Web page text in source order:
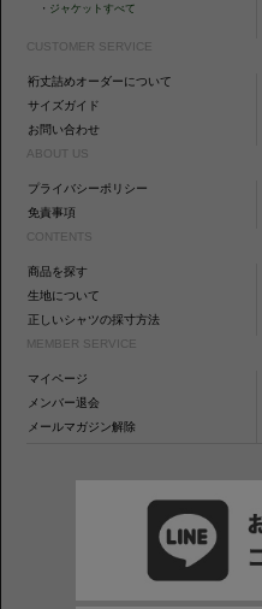
・ ジャケットすべて
CUSTOMER SERVICE
裄丈詰めオーダーについて
サイズガイド
お問い合わせ
ABOUT US
プライバシーポリシー
免責事項
CONTENTS
商品を探す
生地について
正しいシャツの採寸方法
MEMBER SERVICE
マイページ
メンバー退会
メールマガジン解除